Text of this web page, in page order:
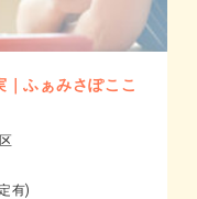
｜ふぁみさぽここ
有)